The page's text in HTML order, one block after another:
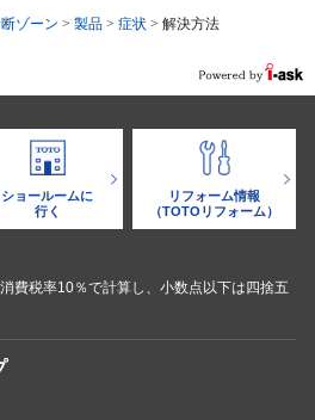
ゾーン > 製品 > 症状 > 解決方法
ショールームに
行く
リフォーム情報
（TOTOリフォーム）
費税率10％で計算し、小数点以下は四捨五